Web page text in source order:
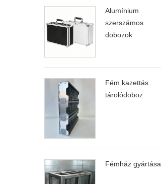
Alumínium
szerszámos
dobozok
Fém kazettás
tárolódoboz
Fémház gyártása